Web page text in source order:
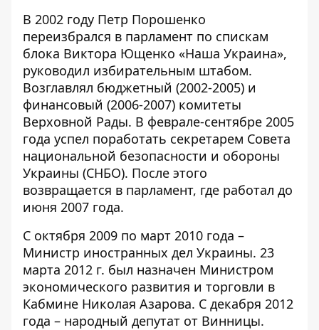
В 2002 году Петр Порошенко
переизбрался в парламент по спискам
блока Виктора Ющенко «Наша Украина»,
руководил избирательным штабом.
Возглавлял бюджетный (2002-2005) и
финансовый (2006-2007) комитеты
Верховной Рады. В феврале-сентябре 2005
года успел поработать секретарем Совета
национальной безопасности и обороны
Украины (СНБО). После этого
возвращается в парламент, где работал до
июня 2007 года.
С октября 2009 по март 2010 года –
Министр иностранных дел Украины. 23
марта 2012 г. был назначен Министром
экономического развития и торговли в
Кабмине Николая Азарова. С декабря 2012
года – народный депутат от Винницы.